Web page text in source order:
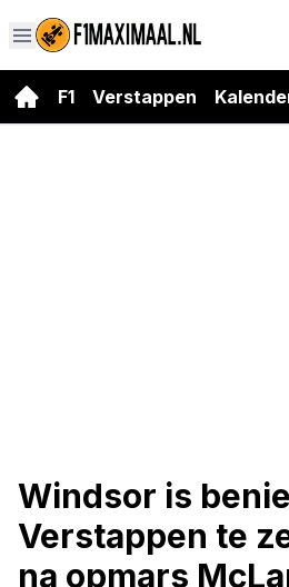
F1 Verstappen
Windsor is
Verstappen te
na opmars